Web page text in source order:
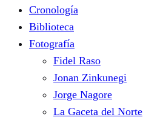
Cronología
Biblioteca
Fotografía
Fidel Raso
Jonan Zinkunegi
Jorge Nagore
La Gaceta del Norte